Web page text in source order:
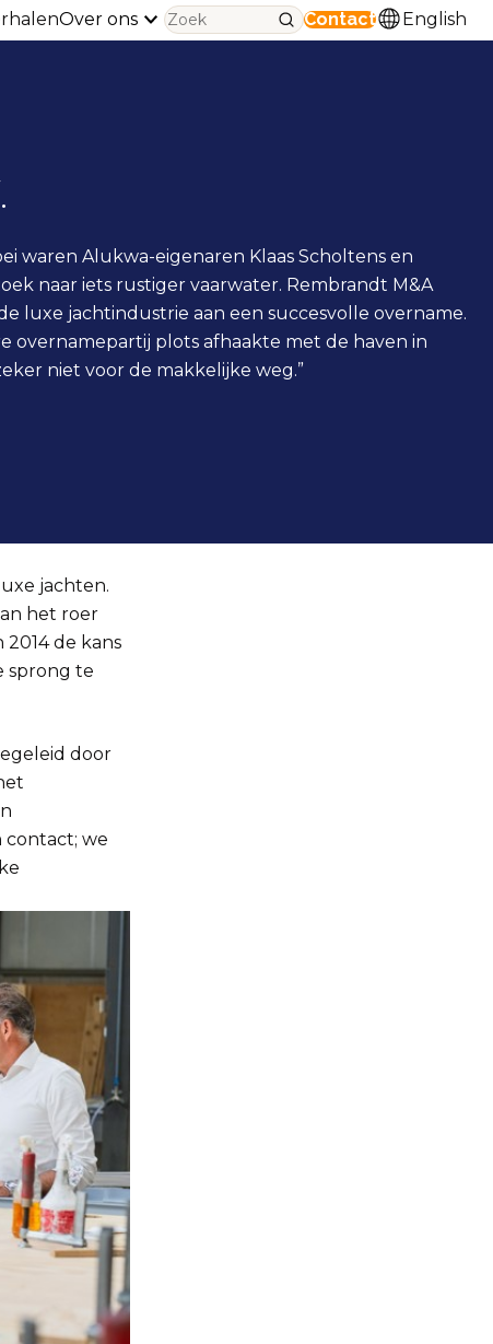
Over ons Contact English
waren Alukwa-eigenaren Klaas Scholtens en
naar iets rustiger vaarwater. Rembrandt M&A
luxe jachtindustrie aan een succesvolle overname.
overnamepartij plots afhaakte met de haven in
niet voor de makkelijke weg.”
jachten.
het roer
de kans
sprong te
door
contact; we